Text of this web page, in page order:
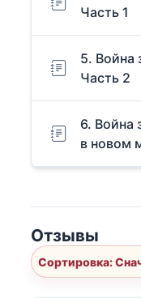
Часть 1
5. Война
Часть 2
6. Война
в новом
Отзывы